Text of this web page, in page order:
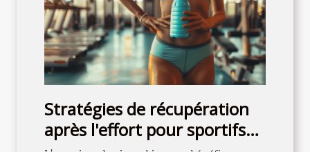
Stratégies de récupération
après l'effort pour sportifs